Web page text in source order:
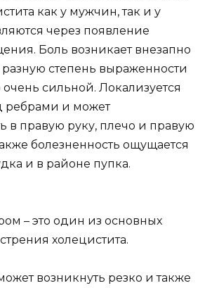
как у мужчин, так и у
через появление
Боль возникает внезапно
степень выраженности
сильной. Локализуется
ребрами и может
в правую руку, плечо и правую
болезненность ощущается
и в районе пупка.
– это один из основных
холецистита.
возникнуть резко и также